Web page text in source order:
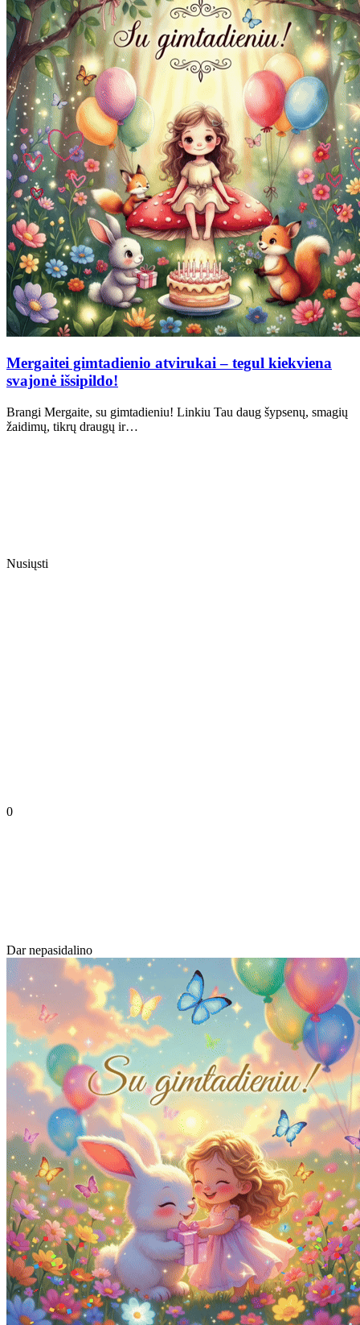
Mergaitei gimtadienio atvirukai – tegul kiekviena
svajonė išsipildo!
Brangi Mergaite, su gimtadieniu! Linkiu Tau daug šypsenų, smagių
žaidimų, tikrų draugų ir…
Nusiųsti
0
Dar nepasidalino